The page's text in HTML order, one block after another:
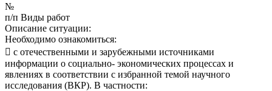
№
п/п Виды работ
Описание ситуации:
Необходимо ознакомиться:
 с отечественными и зарубежными источниками
информации о социально- экономических процессах и
явлениях в соответствии с избранной темой научного
исследования (ВКР). В частности: